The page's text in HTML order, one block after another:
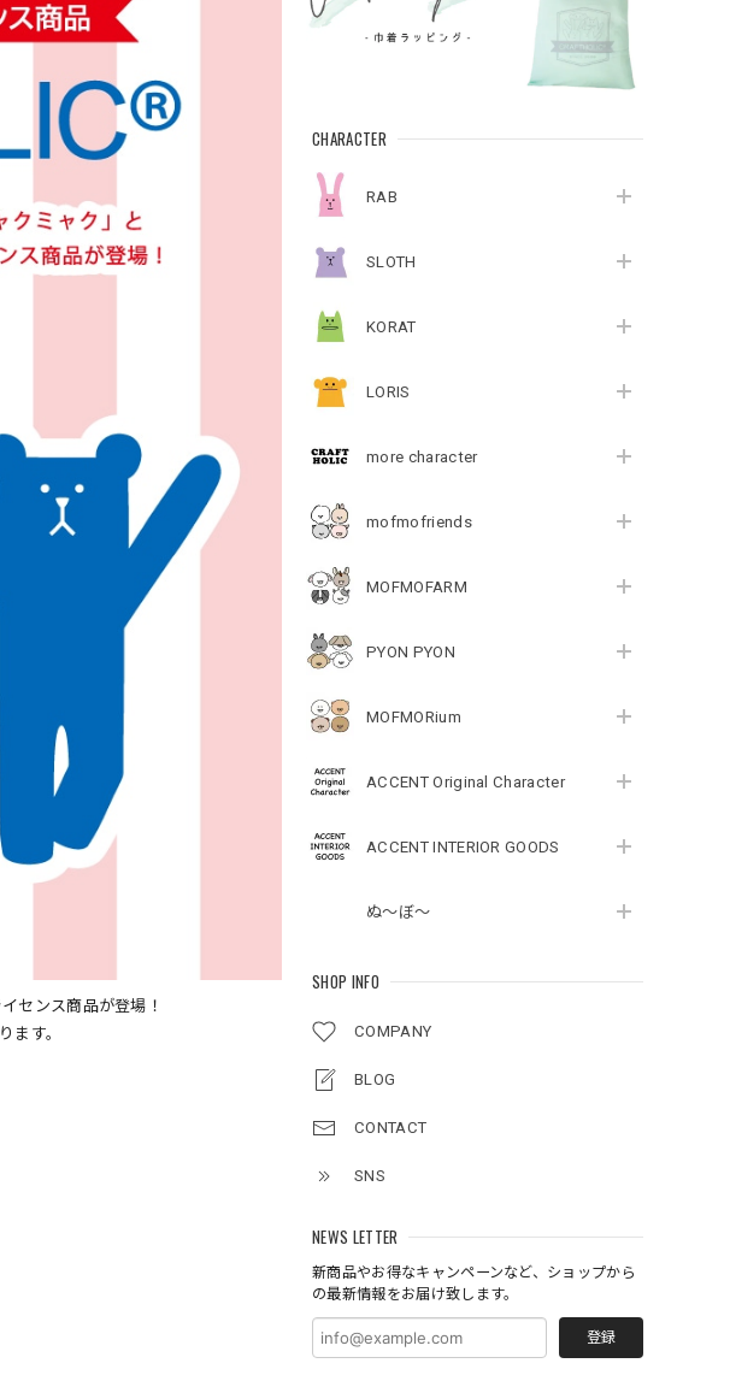
CHARACTER
RAB
SLOTH
KORAT
LORIS
more character
mofmofriends
MOFMOFARM
PYON PYON
MOFMORium
ACCENT Original Character
ACCENT INTERIOR GOODS
ぬ～ぼ～
SHOP INFO
COMPANY
BLOG
CONTACT
SNS
NEWS LETTER
新商品やお得なキャンペーンなど、ショップから
の最新情報をお届け致します。
登録
センス商品が登場！
ます。